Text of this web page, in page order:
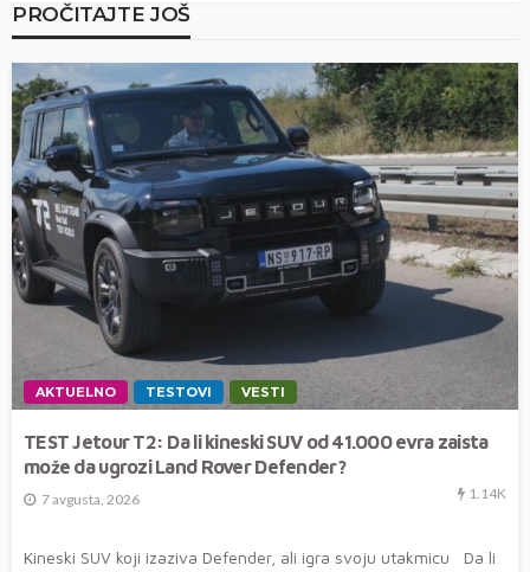
PROČITAJTE JOŠ
AKTUELNO TESTOVI VESTI
TEST Jetour T2: Da li kineski SUV od 41.000 evra zaista
može da ugrozi Land Rover Defender?
7 avgusta, 2026 1.14K
Kineski SUV koji izaziva Defender, ali igra svoju utakmicu Da li